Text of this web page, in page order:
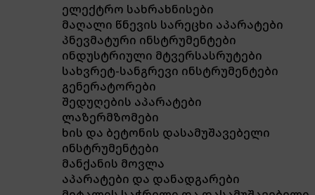
ელექტრო სახრახნისები
მაღალი წნევის სარეცხი აპარატები
პნევმატური ინსტრუმენტები
ინდუსტრიული მტვერსასრუტები
სახვრეტ-სანგრევი ინსტრუმენტები
გენერატორები
შედუღების აპარატები
ლაზერმზომები
ხის და ბეტონის დასამუშავებელი
ინსტრუმენტები
მანქანის მოვლა
აპარატები და დანადგარები